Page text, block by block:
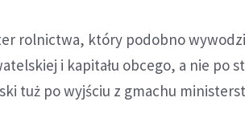
rolnictwa, który podobno
i kapitału obcego, a nie po
tuż po wyjściu z gmachu